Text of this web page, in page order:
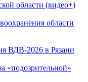
области (видео+)
области
ВДВ-2026 в Рязани
«подозрительной»